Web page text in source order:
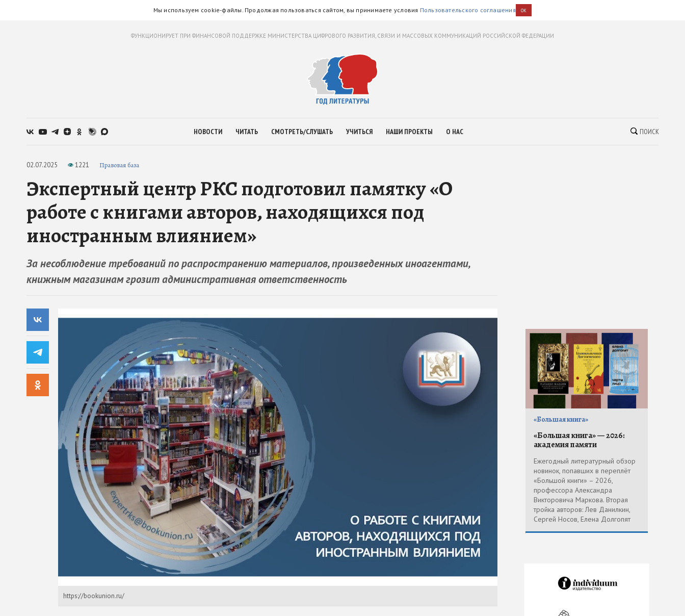
Мы используем cookie-файлы. Продолжая пользоваться сайтом, вы принимаете условия Пользовательского соглашения OK
ФУНКЦИОНИРУЕТ ПРИ ФИНАНСОВОЙ ПОДДЕРЖКЕ МИНИСТЕРСТВА ЦИФРОВОГО РАЗВИТИЯ, СВЯЗИ И МАССОВЫХ КОММУНИКАЦИЙ РОССИЙСКОЙ ФЕДЕРАЦИИ
НОВОСТИ ЧИТАТЬ СМОТРЕТЬ/СЛУШАТЬ УЧИТЬСЯ НАШИ ПРОЕКТЫ О НАС ПОИСК
02.07.2025 1221 Правовая база
Экспертный центр РКС подготовил памятку «О
работе с книгами авторов, находящихся под
иностранным влиянием»
За несоблюдение требований по распространению материалов, произведенных иноагентами,
книжным магазинам грозит административная ответственность
https://bookunion.ru/
«Большая книга»
«Большая книга» — 2026:
академия памяти
Ежегодный литературный обзор
новинок, попавших в переплёт
«Большой книги» – 2026,
профессора Александра
Викторовича Маркова. Вторая
тройка авторов: Лев Данилкин,
Сергей Носов, Елена Долгопят